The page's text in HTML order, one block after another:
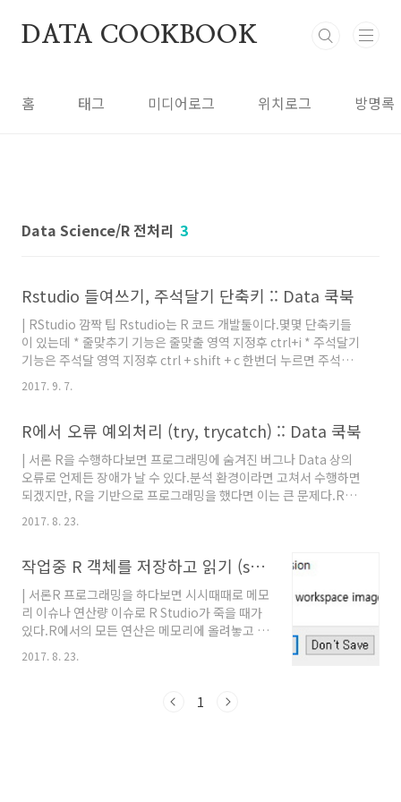
DATA COOKBOOK
홈 태그 미디어로그 위치로그 방명록
Data Science/R 전처리 3
Rstudio 들여쓰기, 주석달기 단축키 :: Data 쿡북
| RStudio 깜짝 팁 Rstudio는 R 코드 개발툴이다.몇몇 단축키들
이 있는데 * 줄맞추기 기능은 줄맞출 영역 지정후 ctrl+i * 주석달기
기능은 주석달 영역 지정후 ctrl + shift + c 한번더 누르면 주석이
해제된다.
2017. 9. 7.
R에서 오류 예외처리 (try, trycatch) :: Data 쿡북
| 서론 R을 수행하다보면 프로그래밍에 숨겨진 버그나 Data 상의
오류로 언제든 장애가 날 수 있다.분석 환경이라면 고쳐서 수행하면
되겠지만, R을 기반으로 프로그래밍을 했다면 이는 큰 문제다.R을
수행하던 중에 중간에서 오류가 날 경우 이후 문장은 전혀 수행되지
않기 때문에 중요한 장애가 아니라면 때로는 이를 무시하고 넘어가
능이 try, catch, finally 기능이다. 그리고 R에도 당연히 있다. |
try 이해try는 선언된 내부 코드중 Error가 있을 경우 이를 그냥
skip 하는 기능이 있다. 아래 상황은 print 후에 non이라는 선언되
지 않은 객체를 불러오면서 Error가 발생하는 상황이다.> try({+
pri..
2017. 8. 23.
작업중 R 객체를 저장하고 읽기 (save, load. save.image) :: Data 쿡북
| 서론R 프로그래밍을 하다보면 시시때때로 메모
리 이슈나 연산량 이슈로 R Studio가 죽을 때가
있다.R에서의 모든 연산은 메모리에 올려놓고 연
산을 하게 되는데 이때 R Studio가 강제 kill 될
경우 작업중이던 메모리의 데이터는 전부 소실된
르기는 해도 메모리에 올릴 수 없으면 연산이 불
2017. 8. 23.
1